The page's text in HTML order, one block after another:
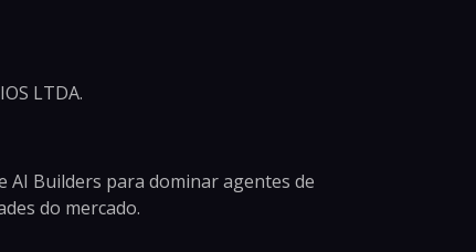
LTDA.
AI Builders para dominar agentes de
do mercado.